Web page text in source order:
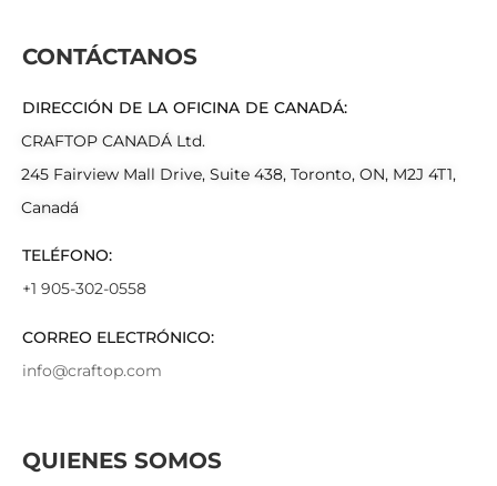
QUIENES SOMOS
CONTÁCTANOS
DIRECCIÓN DE LA OFICINA DE CANADÁ:
CRAFTOP CANADÁ Ltd.
245 Fairview Mall Drive, Suite 438, Toronto, ON, M2J 4T1,
Canadá
TELÉFONO:
+1 905-302-0558
CORREO ELECTRÓNICO:
info@craftop.com